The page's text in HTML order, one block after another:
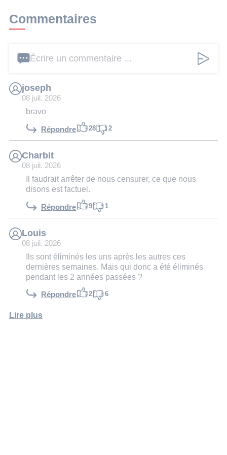
Commentaires
Écrire un commentaire ...
joseph
08 juil. 2026
bravo
Répondre 28 2
Charbit
08 juil. 2026
Il faudrait arrêter de nous censurer, ce que nous
disons est factuel.
Répondre 9 1
Louis
08 juil. 2026
Ils sont éliminés les uns après les autres ces
dernières semaines. Mais qui donc a été éliminés
pendant les 2 années passées ?
Répondre 2 6
Lire plus